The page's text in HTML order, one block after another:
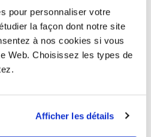
pour personnaliser votre
la façon dont notre site
à nos cookies si vous
Web. Choisissez les types de
Afficher les détails